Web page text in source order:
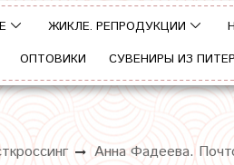
ЖИКЛЕ. РЕПРОДУКЦИИ
ОПТОВИКИ СУВЕНИРЫ ИЗ
Анна Фадеева.